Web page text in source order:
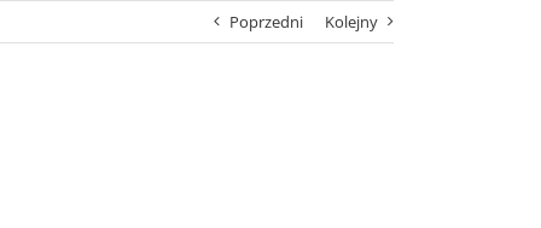
Poprzedni Kolejny